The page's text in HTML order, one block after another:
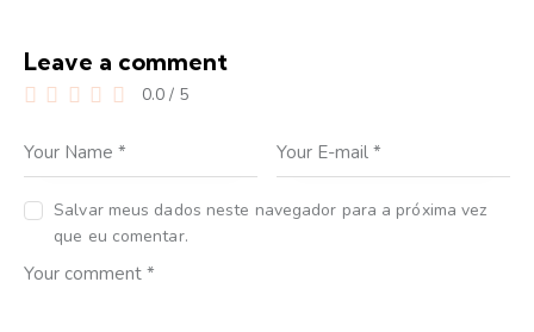
Leave a comment
0.0 / 5
Salvar meus dados neste navegador para a próxima vez
que eu comentar.